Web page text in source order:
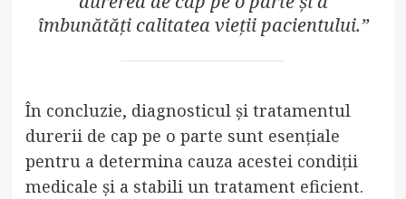
îmbunătăți calitatea vieții pacientului.”
În concluzie, diagnosticul și tratamentul
durerii de cap pe o parte sunt esențiale
pentru a determina cauza acestei condiții
medicale și a stabili un tratament eficient.